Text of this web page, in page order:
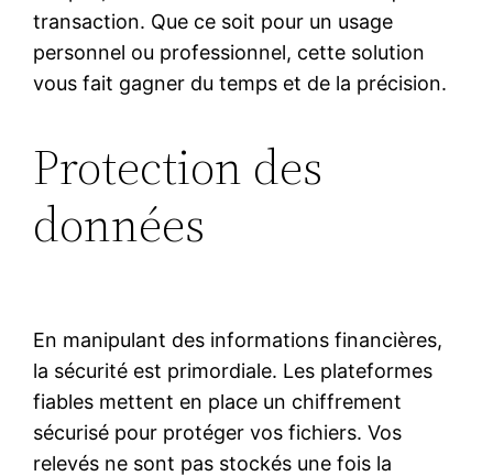
transaction. Que ce soit pour un usage
personnel ou professionnel, cette solution
vous fait gagner du temps et de la précision.
Protection des
données
En manipulant des informations financières,
la sécurité est primordiale. Les plateformes
fiables mettent en place un chiffrement
sécurisé pour protéger vos fichiers. Vos
relevés ne sont pas stockés une fois la